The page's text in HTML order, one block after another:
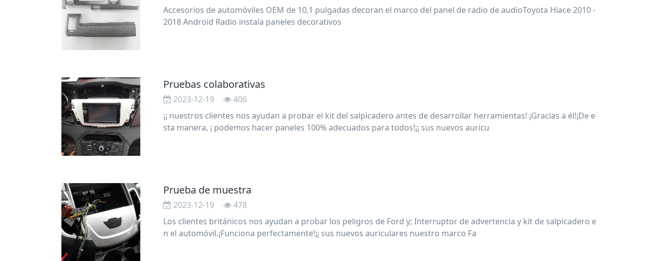
Accesorios de automóviles OEM de 10,1 pulgadas decoran el marco del panel de radio de audioToyota Hiace 2010 -
2018 Android Radio instala paneles decorativos
Pruebas colaborativas
2023-12-19
406
¡¡ nuestros clientes nos ayudan a probar el kit del salpicadero antes de desarrollar herramientas! ¡Gracias a él!¡De e
sta manera, ¡ podemos hacer paneles 100% adecuados para todos!¡¡ sus nuevos auricu
Prueba de muestra
2023-12-19
478
Los clientes británicos nos ayudan a probar los peligros de Ford y; Interruptor de advertencia y kit de salpicadero e
n el automóvil.¡Funciona perfectamente!¡¡ sus nuevos auriculares nuestro marco Fa